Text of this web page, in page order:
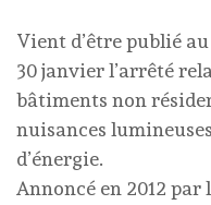
Vient d’être publié
30 janvier l’arrêté
bâtiments non
nuisances
d’énergie.
Annoncé en 2012